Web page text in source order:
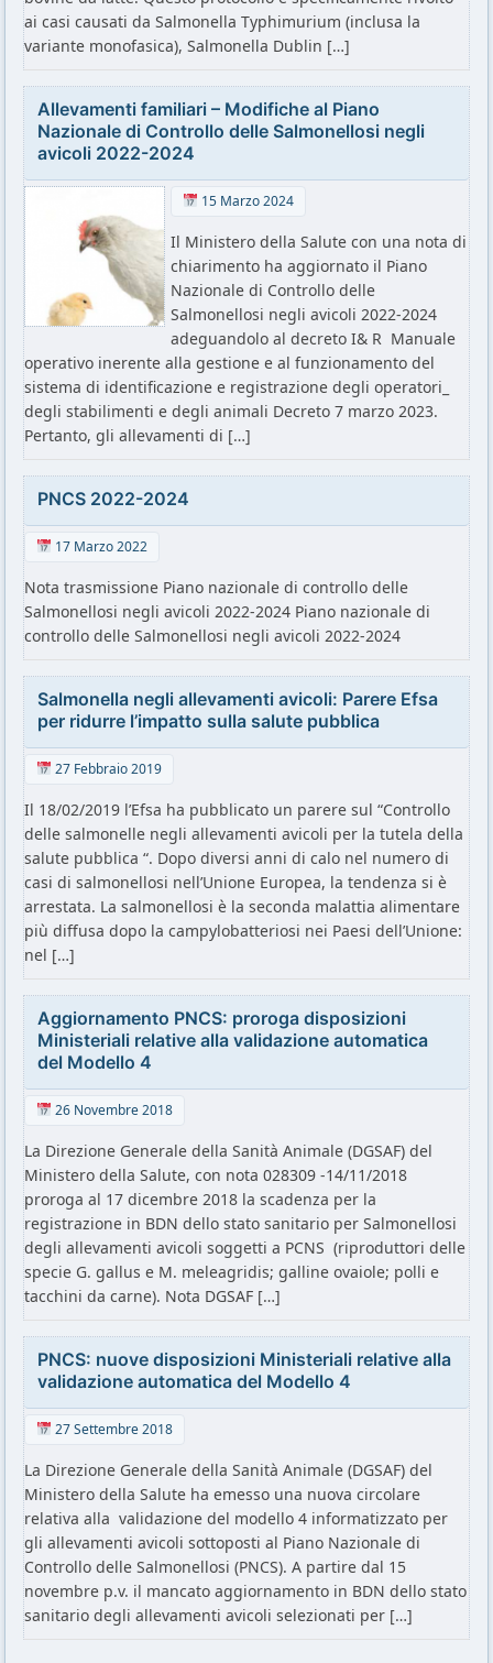
ai casi causati da Salmonella Typhimurium (inclusa la
variante monofasica), Salmonella Dublin […]
Allevamenti familiari – Modifiche al Piano
Nazionale di Controllo delle Salmonellosi negli
avicoli 2022-2024
15 Marzo 2024
Il Ministero della Salute con una nota di
chiarimento ha aggiornato il Piano
Nazionale di Controllo delle
Salmonellosi negli avicoli 2022-2024
adeguandolo al decreto I& R Manuale
operativo inerente alla gestione e al funzionamento del
sistema di identificazione e registrazione degli operatori_
degli stabilimenti e degli animali Decreto 7 marzo 2023.
Pertanto, gli allevamenti di […]
PNCS 2022-2024
17 Marzo 2022
Nota trasmissione Piano nazionale di controllo delle
Salmonellosi negli avicoli 2022-2024 Piano nazionale di
controllo delle Salmonellosi negli avicoli 2022-2024
Salmonella negli allevamenti avicoli: Parere Efsa
per ridurre l’impatto sulla salute pubblica
27 Febbraio 2019
Il 18/02/2019 l’Efsa ha pubblicato un parere sul “Controllo
delle salmonelle negli allevamenti avicoli per la tutela della
salute pubblica “. Dopo diversi anni di calo nel numero di
casi di salmonellosi nell’Unione Europea, la tendenza si è
arrestata. La salmonellosi è la seconda malattia alimentare
più diffusa dopo la campylobatteriosi nei Paesi dell’Unione:
nel […]
Aggiornamento PNCS: proroga disposizioni
Ministeriali relative alla validazione automatica
del Modello 4
26 Novembre 2018
La Direzione Generale della Sanità Animale (DGSAF) del
Ministero della Salute, con nota 028309 -14/11/2018
proroga al 17 dicembre 2018 la scadenza per la
registrazione in BDN dello stato sanitario per Salmonellosi
degli allevamenti avicoli soggetti a PCNS (riproduttori delle
specie G. gallus e M. meleagridis; galline ovaiole; polli e
tacchini da carne). Nota DGSAF […]
PNCS: nuove disposizioni Ministeriali relative alla
validazione automatica del Modello 4
27 Settembre 2018
La Direzione Generale della Sanità Animale (DGSAF) del
Ministero della Salute ha emesso una nuova circolare
relativa alla validazione del modello 4 informatizzato per
gli allevamenti avicoli sottoposti al Piano Nazionale di
Controllo delle Salmonellosi (PNCS). A partire dal 15
novembre p.v. il mancato aggiornamento in BDN dello stato
sanitario degli allevamenti avicoli selezionati per […]